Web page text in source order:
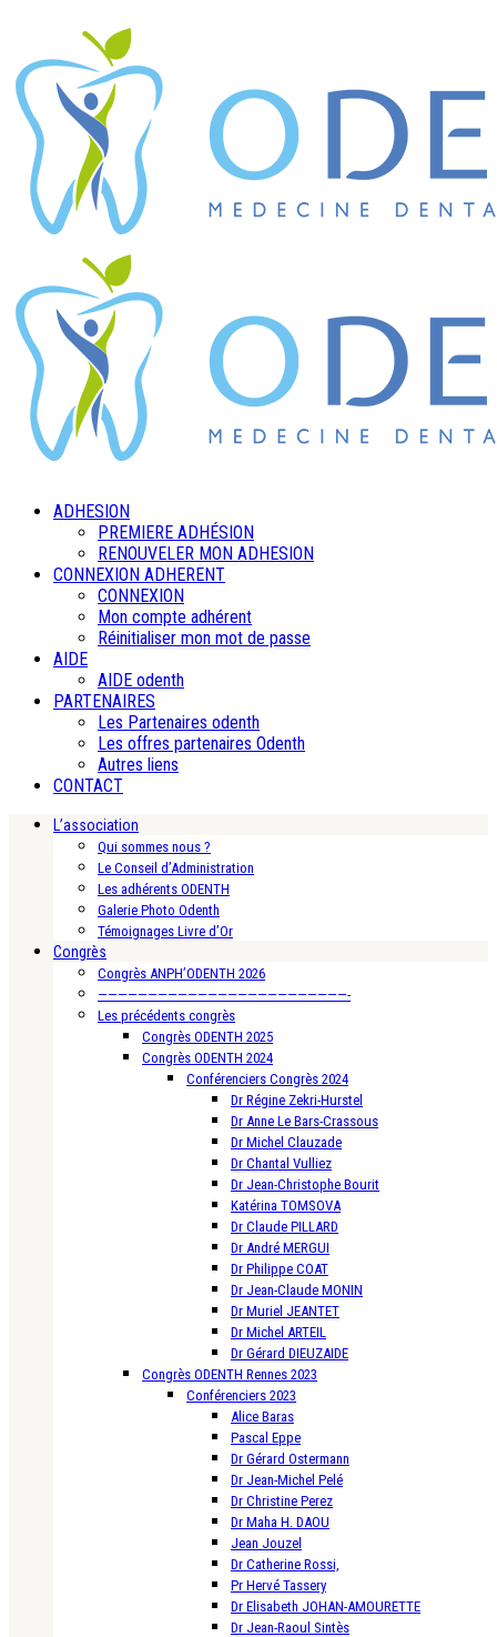
ADHESION
PREMIERE ADHÉSION
RENOUVELER MON ADHESION
CONNEXION ADHERENT
CONNEXION
Mon compte adhérent
Réinitialiser mon mot de passe
AIDE
AIDE odenth
PARTENAIRES
Les Partenaires odenth
Les offres partenaires Odenth
Autres liens
CONTACT
L’association
Qui sommes nous ?
Le Conseil d’Administration
Les adhérents ODENTH
Galerie Photo Odenth
Témoignages Livre d’Or
Congrès
Congrès ANPH’ODENTH 2026
—————————————————————————-
Les précédents congrès
Congrès ODENTH 2025
Congrès ODENTH 2024
Conférenciers Congrès 2024
Dr Régine Zekri-Hurstel
Dr Anne Le Bars-Crassous
Dr Michel Clauzade
Dr Chantal Vulliez
Dr Jean-Christophe Bourit
Katérina TOMSOVA
Dr Claude PILLARD
Dr André MERGUI
Dr Philippe COAT
Dr Jean-Claude MONIN
Dr Muriel JEANTET
Dr Michel ARTEIL
Dr Gérard DIEUZAIDE
Congrès ODENTH Rennes 2023
Conférenciers 2023
Alice Baras
Pascal Eppe
Dr Gérard Ostermann
Dr Jean-Michel Pelé
Dr Christine Perez
Dr Maha H. DAOU
Jean Jouzel
Dr Catherine Rossi,
Pr Hervé Tassery
Dr Elisabeth JOHAN-AMOURETTE
Dr Jean-Raoul Sintès